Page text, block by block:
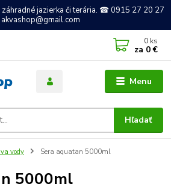
jazierka či terária. ☎ 0915 27 20 27
Menu
Hľadať
0 ks
za 0 €
vody Sera aquatan 5000ml
5000ml